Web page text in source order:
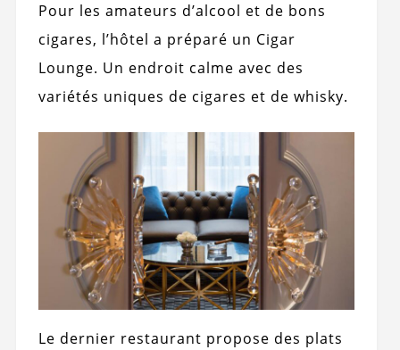
Pour les amateurs d’alcool et de bons
cigares, l’hôtel a préparé un Cigar
Lounge. Un endroit calme avec des
variétés uniques de cigares et de whisky.
Le dernier restaurant propose des plats